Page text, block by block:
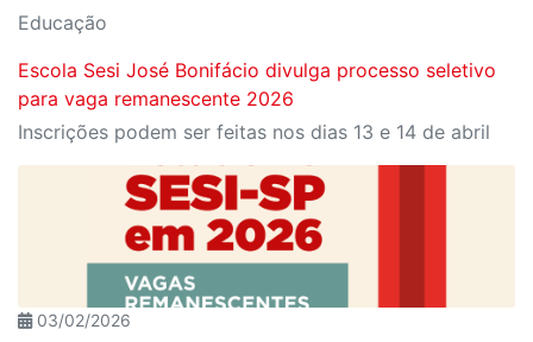
Educação
Escola Sesi José Bonifácio divulga processo seletivo
para vaga remanescente 2026
Inscrições podem ser feitas nos dias 13 e 14 de abril
03/02/2026